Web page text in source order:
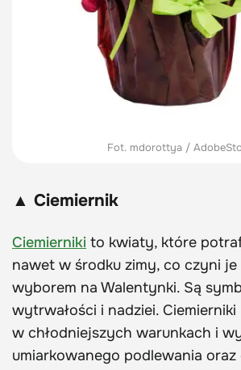
Fot. mdorottya /
▲ Ciemiernik
Ciemierniki to kwiaty, które
nawet w środku zimy, co czyni
wyborem na Walentynki. Są
wytrwałości i nadziei.
w chłodniejszych warunkach i
umiarkowanego podlewania